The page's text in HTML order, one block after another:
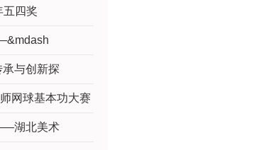
四奖
与创新探
网球基本功大赛
湖北美术